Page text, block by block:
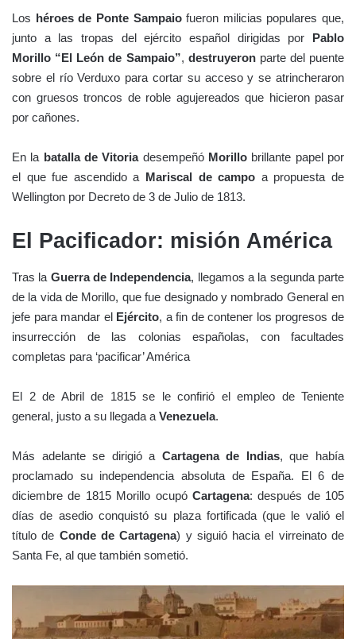
Los héroes de Ponte Sampaiofueron milicias populares que,
junto a las tropas del ejército español dirigidas por Pablo
Morillo “El León de Sampaio”, destruyeronparte del puente
sobre el río Verduxo para cortar su acceso y se atrincheraron
con gruesos troncos de roble agujereados que hicieron pasar
por cañones.
En labatalla de Vitoriadesempeñó Morillo brillante papel por
el que fue ascendido a Mariscal de campo a propuesta de
Wellington por Decreto de 3 de Julio de 1813.
El Pacificador: misión América
Tras la Guerra de Independencia, llegamos a la segunda parte
de la vida de Morillo, que fue designado y nombrado General en
jefe para mandar el Ejército, a fin de contener los progresos de
insurrección de las colonias españolas, con facultades
completas para ‘pacificar’ América
El 2 de Abril de 1815 se le confirió el empleo de Teniente
general, justo a su llegada a Venezuela.
Más adelante se dirigió a Cartagena de Indias, que había
proclamado su independencia absoluta de España. El 6 de
diciembre de 1815 Morillo ocupó Cartagena: después de 105
días de asedio conquistó su plaza fortificada (que le valió el
título de Conde de Cartagena) y siguió hacia el virreinato de
Santa Fe, al que también sometió.